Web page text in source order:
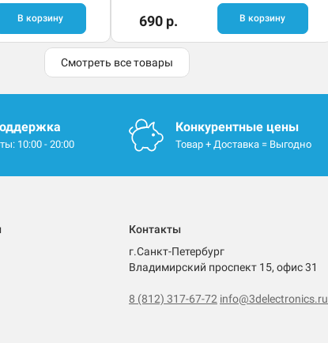
В корзину 690 р. В корзину
Смотреть все товары
10:00 - 20:00
Конкурентные цены
Товар + Доставка = Выгодно
Контакты
г.Санкт-Петербург
Владимирский проспект 15, офис 31
8 (812) 317-67-72 info@3delectronics.ru